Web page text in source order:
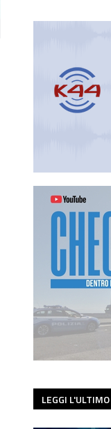
LEGGI